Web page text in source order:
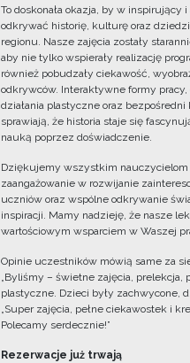
To doskonała okazja, by w inspirujący
odkrywać historię, kulturę oraz
regionu. Nasze zajęcia zostały
aby nie tylko wspierały realizację
również pobudzały ciekawość,
odkrywców. Interaktywne formy
działania plastyczne oraz
sprawiają, że historia staje się
nauką poprzez doświadczenie.
Dziękujemy wszystkim nauczycielom
zaangażowanie w rozwijanie
uczniów oraz wspólne odkrywanie
inspiracji. Mamy nadzieję, że nasze
wartościowym wsparciem w Waszej
Opinie uczestników mówią same za
„Byliśmy – świetne zajęcia, prelekcja,
plastyczne. Dzieci były zachwycone,
„Super zajęcia, pełne ciekawostek i
Polecamy serdecznie!”
Rezerwacje już trwają